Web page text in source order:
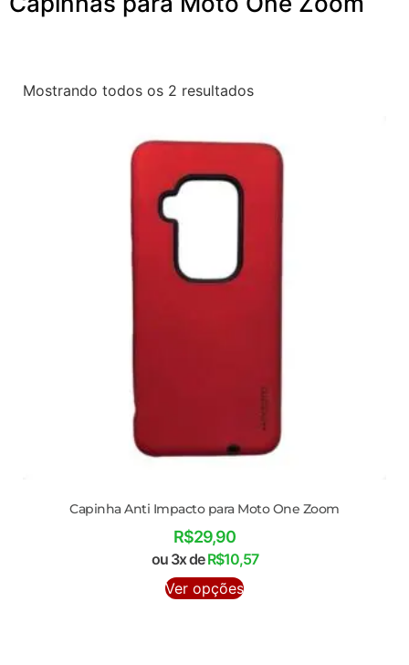
Mostrando todos os 2 resultados
Capinha Anti Impacto para Moto One Zoom
R$29,90
ou 3x deR$10,57
Ver opções